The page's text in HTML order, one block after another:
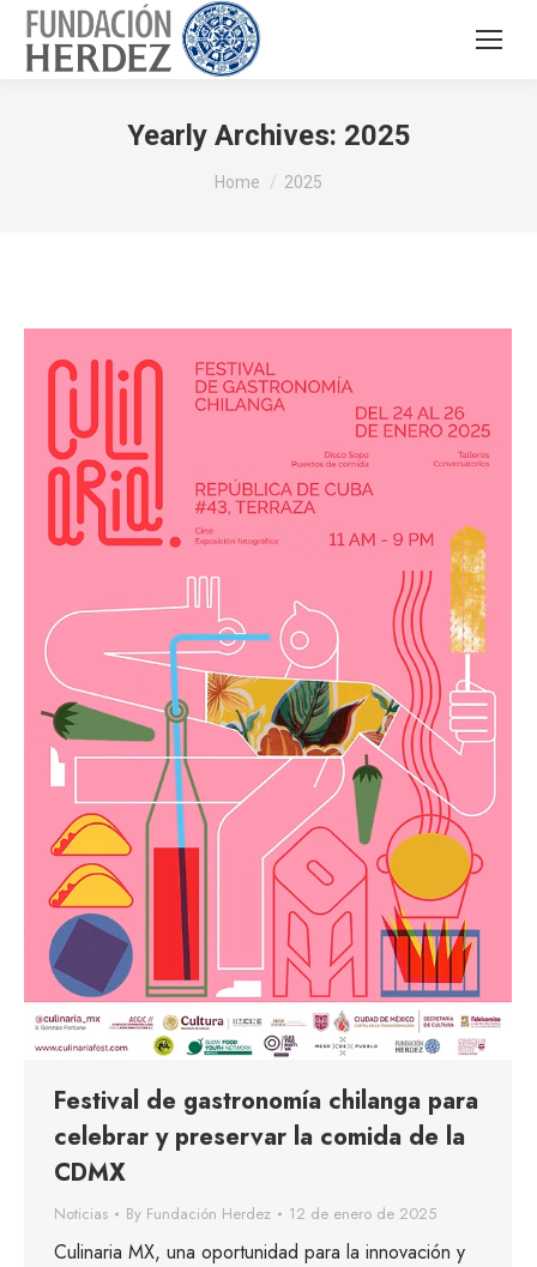
Yearly Archives: 2025
You are here:
Home 2025
Festival de gastronomía chilanga para
celebrar y preservar la comida de la
CDMX
Noticias By Fundación Herdez 12 de enero de 2025
Culinaria MX, una oportunidad para la innovación y